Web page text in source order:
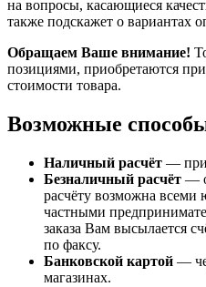
на вопросы, касающиеся
также подскажет о вариантах
Обращаем Ваше внимание!
позициями, приобретаются
стоимости товара.
Возможные
Наличный расчёт — при
Безналичный расчёт —
расчёту возможна
частными
заказа Вам высылается
по факсу.
Банковской картой —
магазинах.